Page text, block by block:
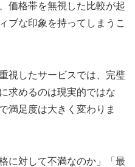
価格帯を無視した比較が起
ブな印象を持ってしまうこ
視したサービスでは、完璧
求めるのは現実的ではな
満足度は大きく変わりま
に対して不満なのか」「最